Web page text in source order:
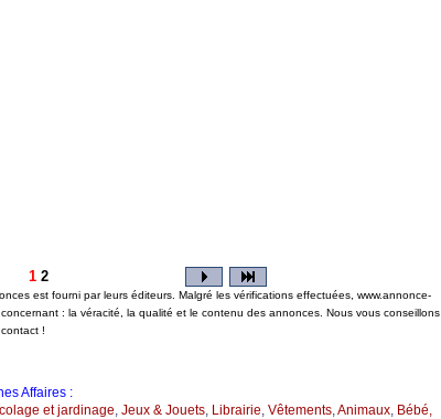
1 2
est fourni par leurs éditeurs. Malgré les vérifications effectuées, www.annonce-
: la véracité, la qualité et le contenu des annonces. Nous vous conseillons
!
Affaires :
et jardinage, Jeux & Jouets, Librairie, Vêtements,Animaux, Bébé,